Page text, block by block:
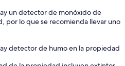
un detector de monóxido de
por lo que se recomienda llevar uno
detector de humo en la propiedad